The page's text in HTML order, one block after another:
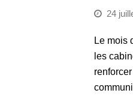
24
Le mois
les